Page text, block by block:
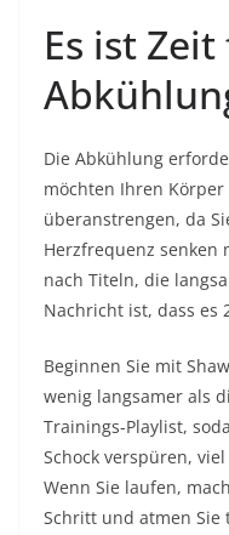
Es ist
Die Abkühlung
möchten Ihren
überanstrengen, da
Herzfrequenz senken
nach Titeln, die
Nachricht ist, dass es
Beginnen Sie mit
wenig langsamer als
Trainings-Playlist,
Schock verspüren,
Wenn Sie laufen,
Schritt und atmen Sie